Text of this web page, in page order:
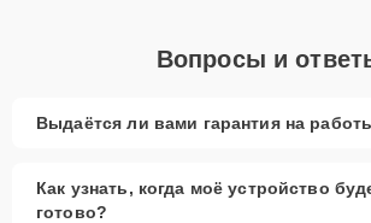
Вопросы и
Выдаётся ли вами гарантия на
Как узнать, когда моё устройство
готово?